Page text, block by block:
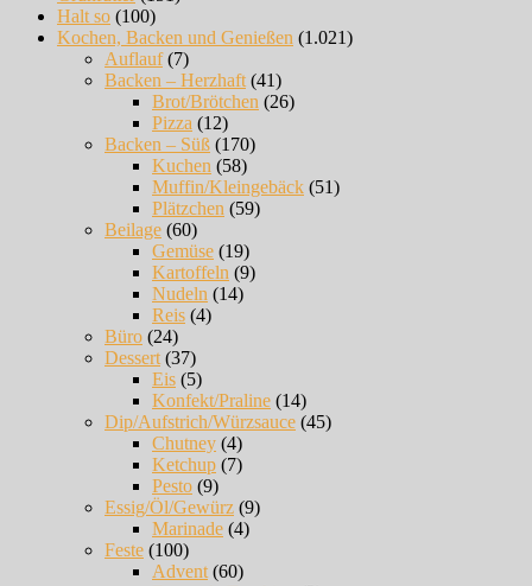
Halt so (100)
Kochen, Backen und Genießen (1.021)
Auflauf(7)
Backen – Herzhaft (41)
Brot/Brötchen (26)
Pizza (12)
Backen – Süß (170)
Kuchen (58)
Muffin/Kleingebäck (51)
Plätzchen (59)
Beilage (60)
Gemüse (19)
Kartoffeln (9)
Nudeln (14)
Reis (4)
Büro (24)
Dessert (37)
Eis (5)
Konfekt/Praline (14)
Dip/Aufstrich/Würzsauce (45)
Chutney (4)
Ketchup (7)
Pesto (9)
Essig/Öl/Gewürz (9)
Marinade (4)
Feste (100)
Advent (60)